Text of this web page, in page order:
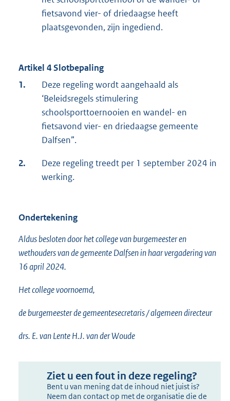
fietsavond vier- of driedaagse heeft
plaatsgevonden, zijn ingediend.
Artikel 4 Slotbepaling
1.
Deze regeling wordt aangehaald als
‘Beleidsregels stimulering
schoolsporttoernooien en wandel- en
fietsavond vier- en driedaagse gemeente
Dalfsen”.
2.
Deze regeling treedt per 1 september 2024 in
werking.
Ondertekening
Aldus besloten door het college van burgemeester en
wethouders van de gemeente Dalfsen in haar vergadering van
16 april 2024.
Het college voornoemd,
de burgemeester de gemeentesecretaris / algemeen directeur
drs. E. van Lente H.J. van der Woude
Ziet u een fout in deze regeling?
Bent u van mening dat de inhoud niet juist is?
Neem dan contact op met de organisatie die de